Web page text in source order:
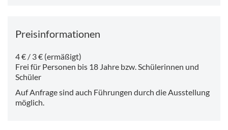
Preisinformationen
4 € / 3 € (ermäßigt)
Frei für Personen bis 18 Jahre bzw. Schülerinnen und
Schüler
Auf Anfrage sind auch Führungen durch die Ausstellung
möglich.